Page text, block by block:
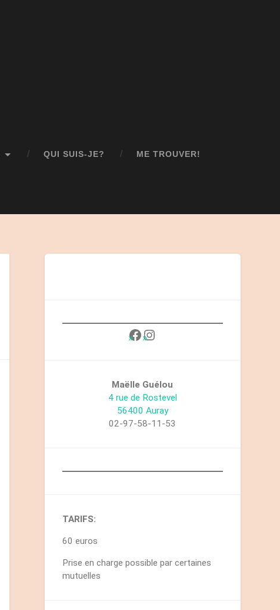
QUI SUIS-JE? ME TROUVER!
Maëlle Guélou
4 rue de Rostevel
56400 Auray
02-97-58-11-53
TARIFS:
60 euros
Prise en charge possible par certaines
mutuelles